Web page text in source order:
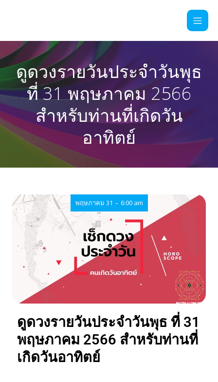
ดูดวงรายวันประจำวันพุธ
ที่ 31 พฤษภาคม 2566
สำหรับท่านที่เกิดวัน
อาทิตย์
พฤษภาคม 31 - 6:00 am
ดูดวงรายวันประจำวันพุธ ที่ 31
พฤษภาคม 2566 สำหรับท่านที่
เกิดวันอาทิตย์